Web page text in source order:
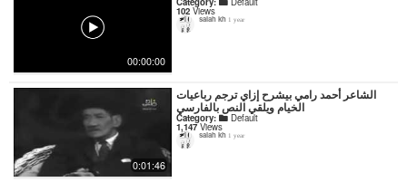
00:00:00
102 Views
salah kh 1 year
0:01:46
‏الشاعر أحمد رامي بيشرح إزاي ترجم رباعيات
الخيام ويلقي النص بالفارسي
Category: Default
1,147Views
salah kh 1 year